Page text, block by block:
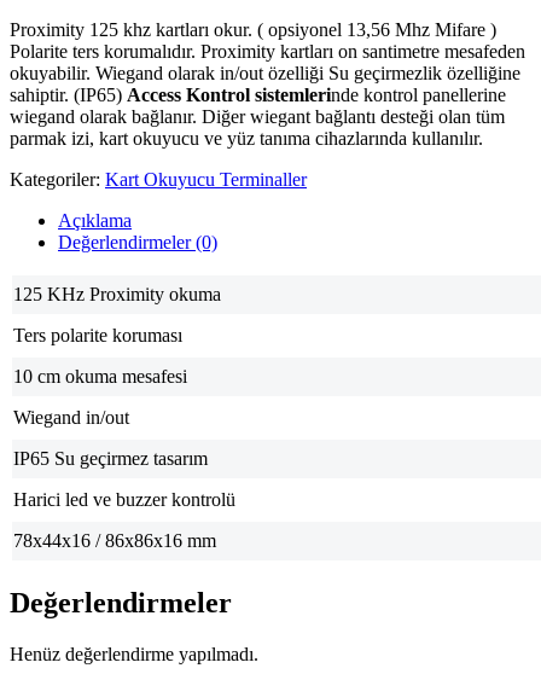
Proximity 125 khz kartları okur. ( opsiyonel 13,56 Mhz Mifare )
Polarite ters korumalıdır. Proximity kartları on santimetre mesafeden
okuyabilir. Wiegand olarak in/out özelliği Su geçirmezlik özelliğine
sahiptir. (IP65) Access Kontrol sistemlerinde kontrol panellerine
wiegand olarak bağlanır. Diğer wiegant bağlantı desteği olan tüm
parmak izi, kart okuyucu ve yüz tanıma cihazlarında kullanılır.
Kategoriler: Kart Okuyucu Terminaller
Açıklama
Değerlendirmeler (0)
125 KHz Proximity okuma
Ters polarite koruması
10 cm okuma mesafesi
Wiegand in/out
IP65 Su geçirmez tasarım
Harici led ve buzzer kontrolü
78x44x16 / 86x86x16 mm
Değerlendirmeler
Henüz değerlendirme yapılmadı.